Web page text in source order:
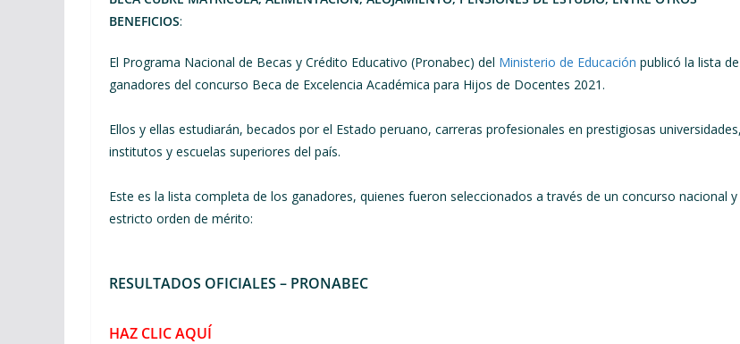
BENEFICIOS:
El Programa Nacional de Becas y Crédito Educativo (Pronabec) del Ministerio de Educación publicó la lista de
ganadores del concurso Beca de Excelencia Académica para Hijos de Docentes 2021.
Ellos y ellas estudiarán, becados por el Estado peruano, carreras profesionales en prestigiosas universidades,
institutos y escuelas superiores del país.
Este es la lista completa de los ganadores, quienes fueron seleccionados a través de un concurso nacional y
estricto orden de mérito:
RESULTADOS OFICIALES – PRONABEC
HAZ CLIC AQUÍ